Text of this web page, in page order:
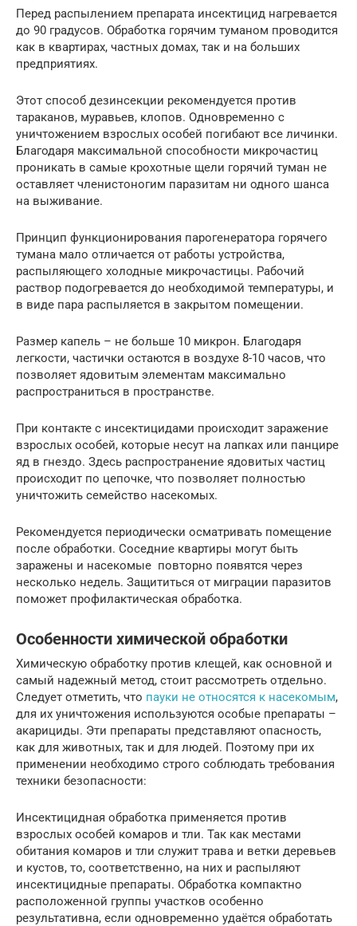
Перед распылением препарата инсектицид нагревается
до 90 градусов. Обработка горячим туманом проводится
как в квартирах, частных домах, так и на больших
предприятиях.
Этот способ дезинсекции рекомендуется против
тараканов, муравьев, клопов. Одновременно с
уничтожением взрослых особей погибают все личинки.
Благодаря максимальной способности микрочастиц
проникать в самые крохотные щели горячий туман не
оставляет членистоногим паразитам ни одного шанса
на выживание.
Принцип функционирования парогенератора горячего
тумана мало отличается от работы устройства,
распыляющего холодные микрочастицы. Рабочий
раствор подогревается до необходимой температуры, и
в виде пара распыляется в закрытом помещении.
Размер капель – не больше 10 микрон. Благодаря
легкости, частички остаются в воздухе 8-10 часов, что
позволяет ядовитым элементам максимально
распространиться в пространстве.
При контакте с инсектицидами происходит заражение
взрослых особей, которые несут на лапках или панцире
яд в гнездо. Здесь распространение ядовитых частиц
происходит по цепочке, что позволяет полностью
уничтожить семейство насекомых.
Рекомендуется периодически осматривать помещение
после обработки. Соседние квартиры могут быть
заражены и насекомые повторно появятся через
несколько недель. Защититься от миграции паразитов
поможет профилактическая обработка.
Особенности химической обработки
Химическую обработку против клещей, как основной и
самый надежный метод, стоит рассмотреть отдельно.
Следует отметить, что пауки не относятся к насекомым,
для их уничтожения используются особые препараты –
акарициды. Эти препараты представляют опасность,
как для животных, так и для людей. Поэтому при их
применении необходимо строго соблюдать требования
техники безопасности:
Инсектицидная обработка применяется против
взрослых особей комаров и тли. Так как местами
обитания комаров и тли служит трава и ветки деревьев
и кустов, то, соответственно, на них и распыляют
инсектицидные препараты. Обработка компактно
расположенной группы участков особенно
результативна, если одновременно удаётся обработать